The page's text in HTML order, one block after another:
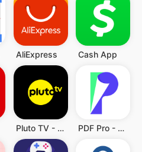
AliExpress Cash App
Pluto TV - TV, Filme & Serien PDF Pro - Reader & Maker